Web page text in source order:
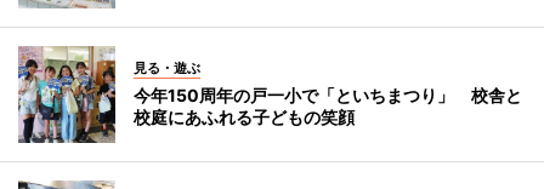
見る・遊ぶ
今年150周年の戸一小で「といちまつり」 校舎と
校庭にあふれる子どもの笑顔